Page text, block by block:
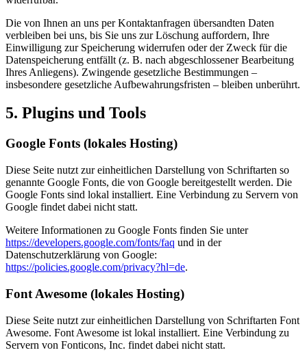
Die von Ihnen an uns per Kontaktanfragen übersandten Daten
verbleiben bei uns, bis Sie uns zur Löschung auffordern, Ihre
Einwilligung zur Speicherung widerrufen oder der Zweck für die
Datenspeicherung entfällt (z. B. nach abgeschlossener Bearbeitung
Ihres Anliegens). Zwingende gesetzliche Bestimmungen –
insbesondere gesetzliche Aufbewahrungsfristen – bleiben unberührt.
5. Plugins und Tools
Google Fonts (lokales Hosting)
Diese Seite nutzt zur einheitlichen Darstellung von Schriftarten so
genannte Google Fonts, die von Google bereitgestellt werden. Die
Google Fonts sind lokal installiert. Eine Verbindung zu Servern von
Google findet dabei nicht statt.
Weitere Informationen zu Google Fonts finden Sie unter
https://developers.google.com/fonts/faq und in der
Datenschutzerklärung von Google:
https://policies.google.com/privacy?hl=de.
Font Awesome (lokales Hosting)
Diese Seite nutzt zur einheitlichen Darstellung von Schriftarten Font
Awesome. Font Awesome ist lokal installiert. Eine Verbindung zu
Servern von Fonticons, Inc. findet dabei nicht statt.